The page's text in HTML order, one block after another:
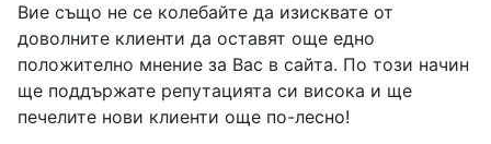
Вие също не се колебайте да изисквате от
доволните клиенти да оставят още едно
положително мнение за Вас в сайта. По този начин
ще поддържате репутацията си висока и ще
печелите нови клиенти още по-лесно!